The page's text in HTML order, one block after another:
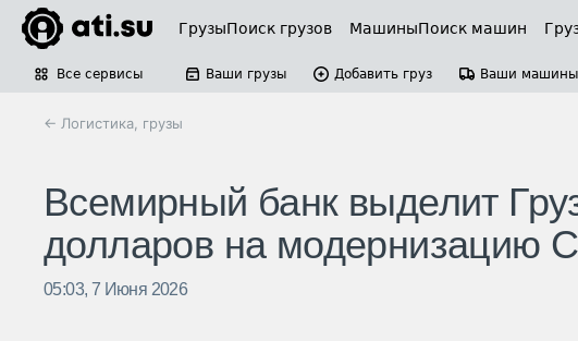
ГрузыПоиск грузов МашиныПоиск машин
Все сервисы Ваши грузы Добавить груз Ваши машины
← Логистика, грузы
Всемирный банк выделит
долларов на модернизацию
05:03, 7 Июня 2026